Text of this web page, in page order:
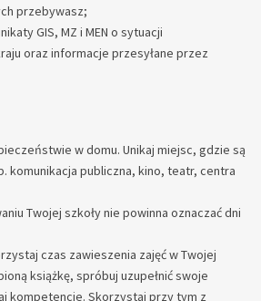
przebywasz;
GIS, MZ i MEN o sytuacji
oraz informacje przesyłane przez
w domu. Unikaj miejsc, gdzie są
komunikacja publiczna, kino, teatr, centra
Twojej szkoły nie powinna oznaczać dni
czas zawieszenia zajęć w Twojej
książkę, spróbuj uzupełnić swoje
kompetencje. Skorzystaj przy tym z